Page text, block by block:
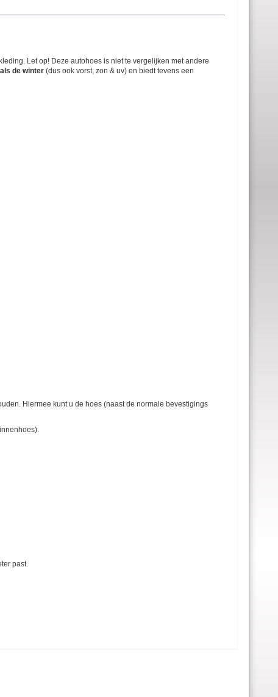
Let op! Deze autohoes is niet te vergelijken met andere
de winter(dus ook vorst, zon & uv) en biedt tevens een
Hiermee kunt u de hoes (naast de normale bevestigings
past.